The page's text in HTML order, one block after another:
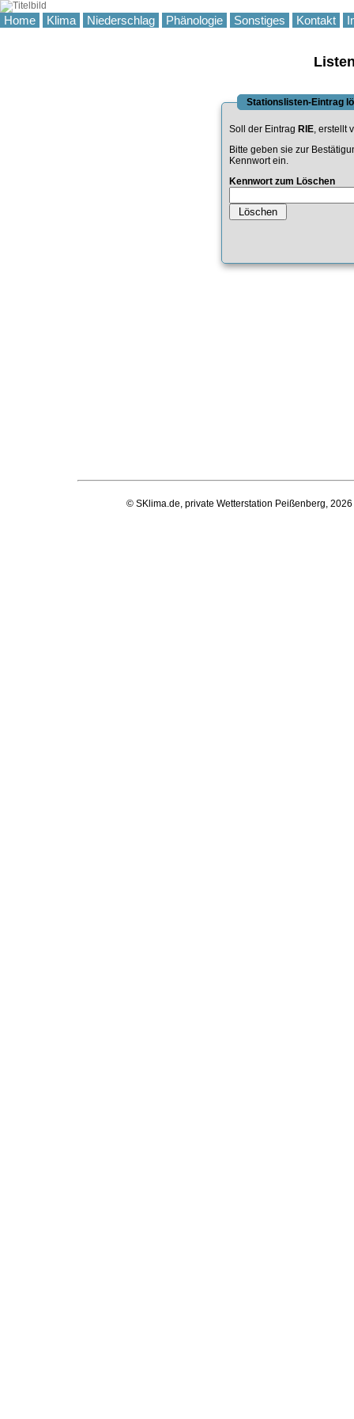
Home Klima Niederschlag Phänologie Sonstiges Kontakt
Stationslisten-Eintrag
Soll der Eintrag RIE, erstellt
Bitte geben sie zur
Kennwort ein.
Kennwort zum Löschen
© SKlima.de, private Wetterstation Peißenberg,